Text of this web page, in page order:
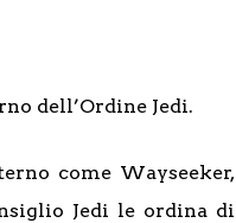
dell’Ordine Jedi.
come Wayseeker,
Jedi le ordina di